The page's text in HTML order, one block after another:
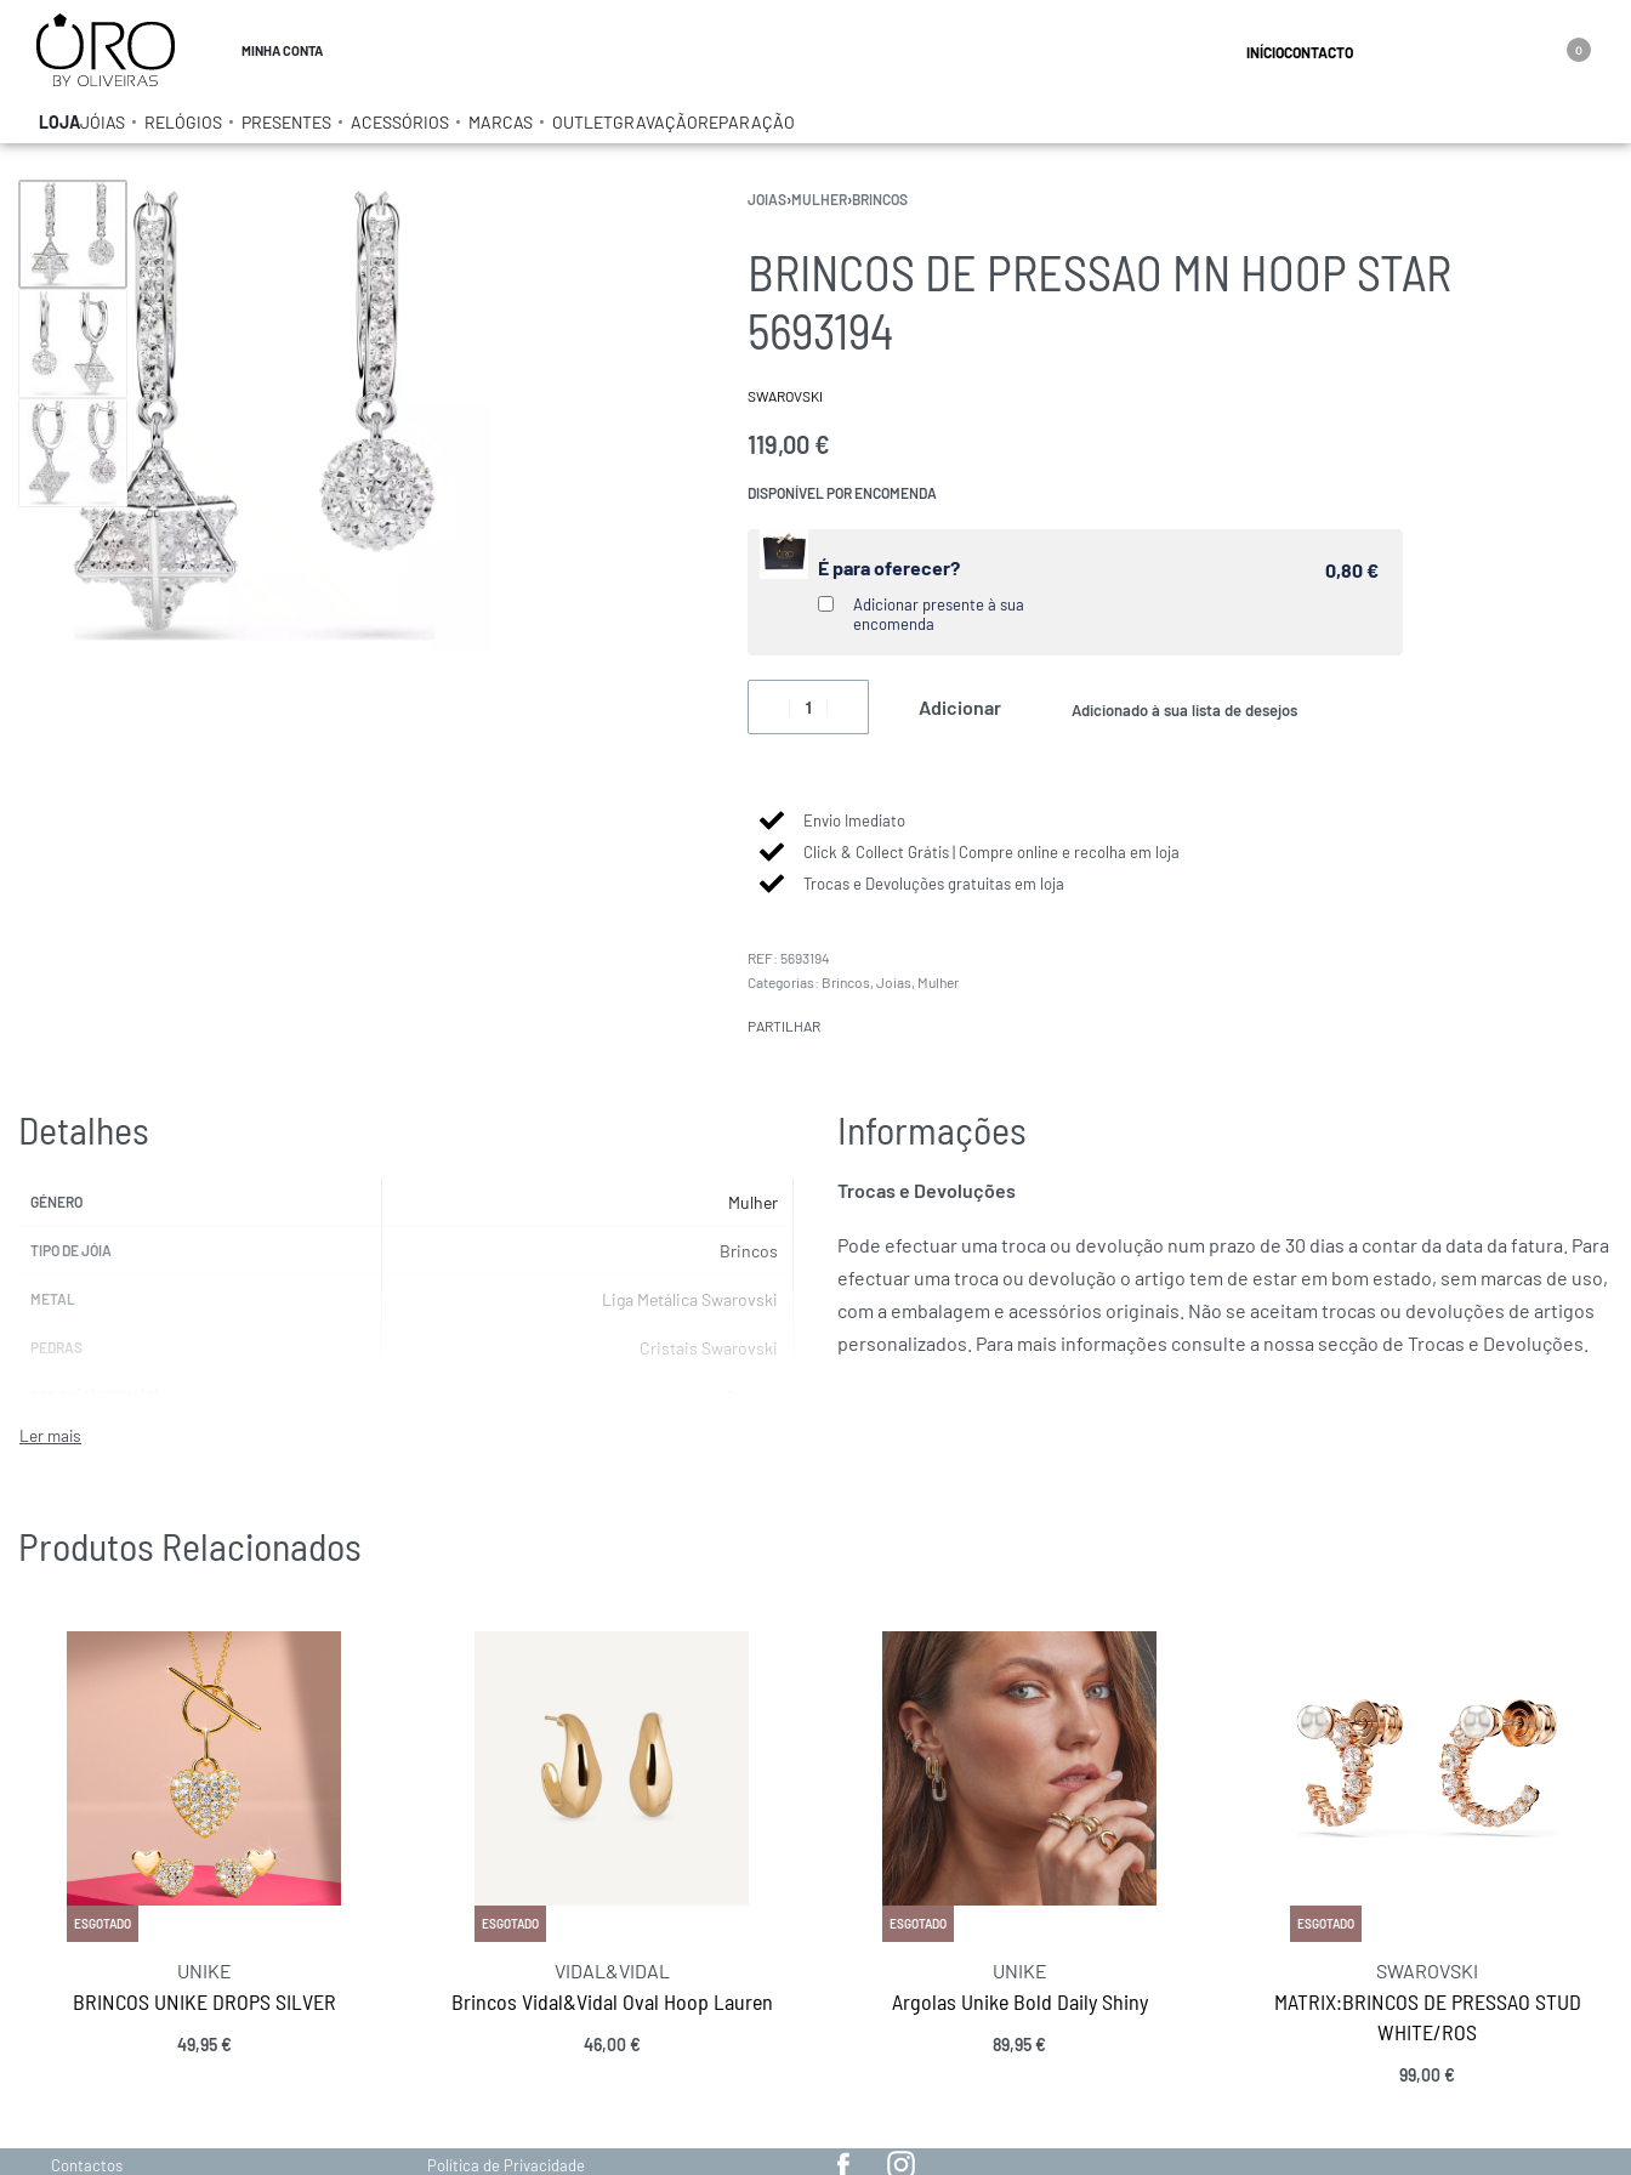
MINHA CONTA INÍCIOCONTACTO 0
LOJAJÓIAS RELÓGIOS PRESENTES ACESSÓRIOS MARCAS OUTLETGRAVAÇÃOREPARAÇÃO
JOIAS›MULHER›BRINCOS
BRINCOS DE PRESSAO MN HOOP STAR
5693194
SWAROVSKI
119,00 €
DISPONÍVEL POR ENCOMENDA
É para oferecer?
Adicionar presente à sua
encomenda
0,80 €
Adicionar Adicionado à sua lista de desejos
Envio Imediato
Click & Collect Grátis | Compre online e recolha em loja
Trocas e Devoluções gratuitas em loja
5693194
Categorias: Brincos,Joias, Mulher
PARTILHAR
Detalhes
GÉNERO Mulher
TIPO DE JÓIA Brincos
METAL Liga Metálica Swarovski
PEDRAS Cristais Swarovski
MARCAS
Informações
Trocas e Devoluções
Pode efectuar uma troca ou devolução num prazo de 30 dias a contar da data da fatura. Para
efectuar uma troca ou devolução o artigo tem de estar em bom estado, sem marcas de uso,
com a embalagem e acessórios originais. Não se aceitam trocas ou devoluções de artigos
personalizados. Para mais informações consulte a nossa secção de Trocas e Devoluções.
Produtos Relacionados
ESGOTADO
UNIKE
BRINCOS UNIKE DROPS SILVER
49,95€
ESGOTADO
VIDAL&VIDAL
Brincos Vidal&Vidal Oval Hoop Lauren
46,00€
ESGOTADO
UNIKE
Argolas Unike Bold Daily Shiny
89,95€
ESGOTADO
SWAROVSKI
MATRIX:BRINCOS DE PRESSAO STUD
WHITE/ROS
99,00€
Contactos
Política de Privacidade